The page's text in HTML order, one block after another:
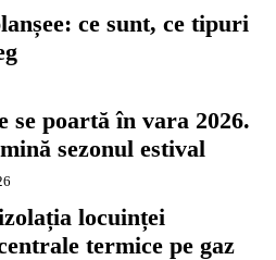
ce sunt, ce tipuri
se poartă în vara 2026.
sezonul estival
locuinței
termice pe gaz